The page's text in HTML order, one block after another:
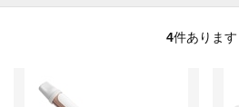
4件あります